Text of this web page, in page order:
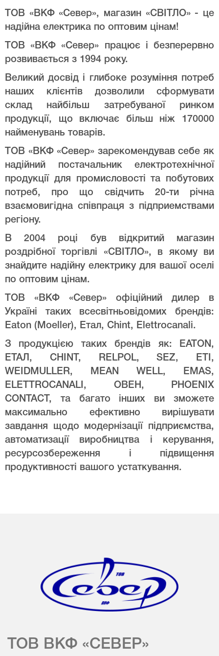
ТОВ «ВКФ «Север», магазин «СВІТЛО» - це
надійна електрика по оптовим цінам!
ТОВ «ВКФ «Север» працює і безперервно
розвивається з 1994 року.
Великий досвід і глибоке розуміння потреб
наших клієнтів дозволили сформувати
склад найбільш затребуваної ринком
продукції, що включає більш ніж 170000
найменувань товарів.
ТОВ «ВКФ «Север» зарекомендував себе як
надійний постачальник електротехнічної
продукції для промисловості та побутових
потреб, про що свідчить 20-ти річна
взаємовигідна співпраця з підприемствами
регіону.
В 2004 році був відкритий магазин
роздрібної торгівлі «СВІТЛО», в якому ви
знайдите надійну електрику для вашої оселі
по оптовим цінам.
ТОВ «ВКФ «Север» офіційний дилер в
Україні таких всесвітньовідомих брендів:
Eaton (Moeller), Етал, Chint, Elettrocanali.
З продукцією таких брендів як: EATON,
ЕТАЛ, CHINT, RELPOL, SEZ, ETI,
WEIDMULLER, MEAN WELL, EMAS,
ELETTROCANALI, ОВЕН, PHOENIX
CONTACT, та багато інших ви зможете
максимально ефективно вирішувати
завдання щодо модернізації підприємства,
автоматизації виробництва і керування,
ресурсозбереження і підвищення
продуктивності вашого устаткування.
ТОВ ВКФ «СЕВЕР»